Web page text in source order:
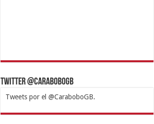
Twitter @CaraboboGB
Tweets por el @CaraboboGB.
1xbetBetturkeyBetistKralbetSupertotobetTipobet
https://mvbcasino.com/